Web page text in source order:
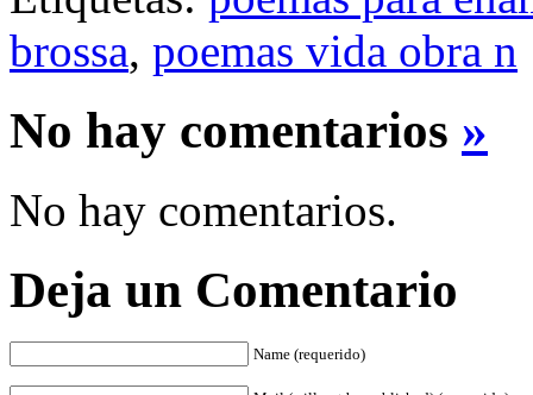
brossa, poemas vida obra n
No hay comentarios »
No hay comentarios.
Deja un Comentario
Name (requerido)